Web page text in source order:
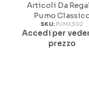
Articoli Da
Pumo
SKU: PUMXS02
Accedi per
prezzo